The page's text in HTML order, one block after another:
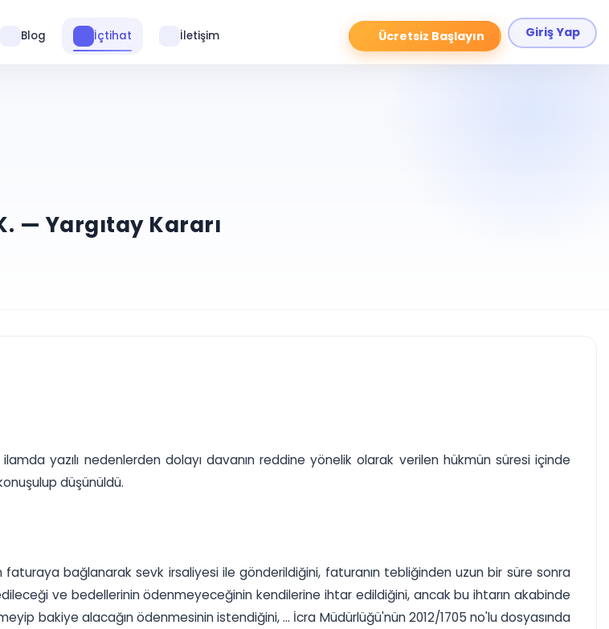
Ücretsiz Başlayın Giriş Yap
Blog İçtihat İletişim
— Yargıtay Kararı
ilamda yazılı nedenlerden dolayı davanın reddine yönelik olarak verilen hükmün süresi içinde
düşünüldü.
faturaya bağlanarak sevk irsaliyesi ile gönderildiğini, faturanın tebliğinden uzun bir süre sonra
ve bedellerinin ödenmeyeceğinin kendilerine ihtar edildiğini, ancak bu ihtarın akabinde
bakiye alacağın ödenmesinin istendiğini, ... İcra Müdürlüğü'nün 2012/1705 no'lu dosyasında